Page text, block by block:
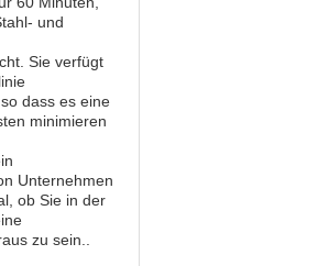
und
Sie verfügt
dass es eine
minimieren
Unternehmen
ob Sie in der
zu sein..